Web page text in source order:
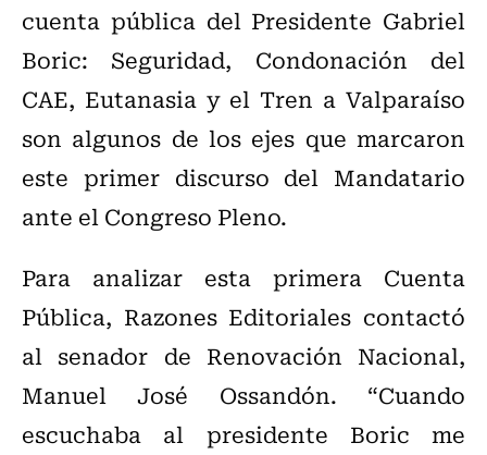
cuenta pública del Presidente Gabriel
Boric: Seguridad, Condonación del
CAE, Eutanasia y el Tren a Valparaíso
son algunos de los ejes que marcaron
este primer discurso del Mandatario
ante el Congreso Pleno.
Para analizar esta primera Cuenta
Pública, Razones Editoriales contactó
al senador de Renovación Nacional,
Manuel José Ossandón. “Cuando
escuchaba al presidente Boric me